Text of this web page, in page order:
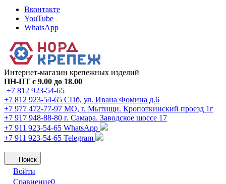
Вконтакте
YouTube
WhatsApp
Интернет-магазин крепежных изделий
ПН-ПТ с 9.00 до 18.00
+7 812 923-54-65
+7 812 923-54-65 СПб, ул. Ивана Фомина д.6
+7 977 472-77-97 МО, г. Мытищи. Кропоткинский проезд 1г
+7 917 948-88-80 г. Самара. Заводское шоссе 17
+7 911 923-54-65 WhatsApp
+7 911 923-54-65 Telegram
Поиск
Войти
Сравнение0